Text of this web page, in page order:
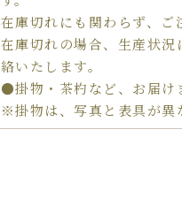
在庫切れにも関わらず、ご
在庫切れの場合、生産状
絡いたします。
●掛物・茶杓など、お届け
※掛物は、写真と表具が異